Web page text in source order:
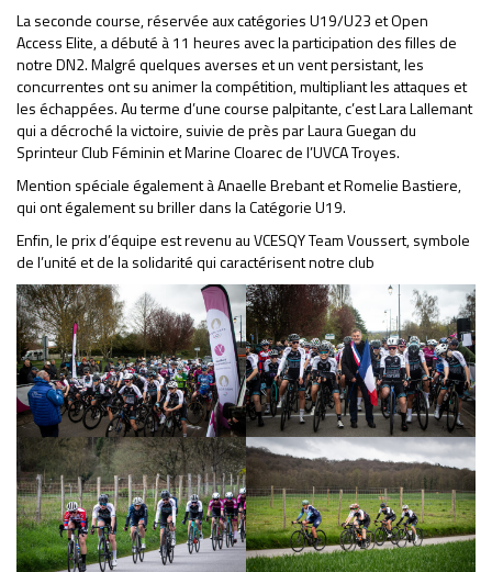
La seconde course, réservée aux catégories U19/U23 et Open
Access Elite, a débuté à 11 heures avec la participation des filles de
notre DN2. Malgré quelques averses et un vent persistant, les
concurrentes ont su animer la compétition, multipliant les attaques et
les échappées. Au terme d’une course palpitante, c’est Lara Lallemant
qui a décroché la victoire, suivie de près par Laura Guegan du
Sprinteur Club Féminin et Marine Cloarec de l’UVCA Troyes.
Mention spéciale également à Anaelle Brebant et Romelie Bastiere,
qui ont également su briller dans la Catégorie U19.
Enfin, le prix d’équipe est revenu au VCESQY Team Voussert, symbole
de l’unité et de la solidarité qui caractérisent notre club